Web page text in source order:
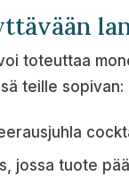
toteuttaa
teille sopivan:
jossa tuote